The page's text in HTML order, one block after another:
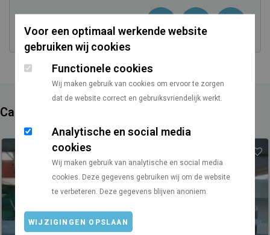
Voor een optimaal werkende website
gebruiken wij cookies
Functionele cookies
Wij maken gebruik van cookies om ervoor te zorgen
dat de website correct en gebruiksvriendelijk werkt.
Analytische en social media
cookies
Wij maken gebruik van analytische en social media
cookies. Deze gegevens gebruiken wij om de website
te verbeteren. Deze gegevens blijven anoniem.
WIJZIGINGEN OPSLAAN
Campings in de buurt